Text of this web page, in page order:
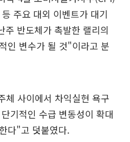
주요 대외 이벤트가 대기
반도체가 촉발한 랠리의
인 변수가 될 것"이라고 분
체 사이에서 차익실현 욕구
기적인 수급 변동성이 확대
다"고 덧붙였다.